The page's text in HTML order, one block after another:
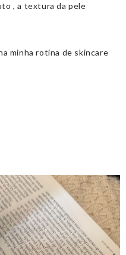
, a textura da pele
minha rotina de skincare